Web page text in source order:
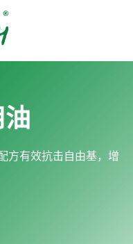
方有效抗击自由基，增